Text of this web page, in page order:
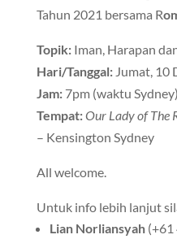
Tahun 2021 bersama R
Topik:Iman, Harapan
Hari/Tanggal:Jumat, 10
Jam: 7pm (waktu Sydney)
Tempat:Our Lady of The
– Kensington Sydney
All welcome.
Untuk info lebih lanjut
Lian Norliansyah(+61